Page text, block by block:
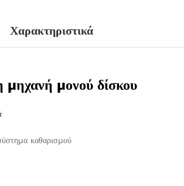
Χαρακτηριστικά
µονού δίσκου
καθαρισµού